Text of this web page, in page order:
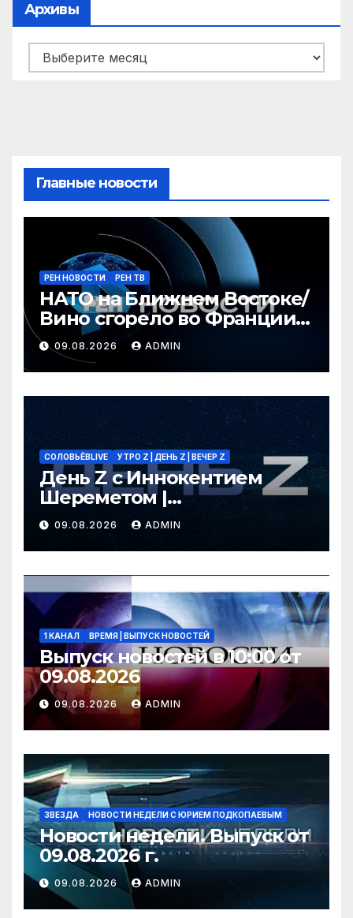
Архивы
Архивы
Главные новости
РЕН НОВОСТИ РЕН ТВ
НАТО на Ближнем Востоке/
Вино сгорело во Франции /
Ядовитые пауки в РФ/ РЕН
Новости 12:30, 09.08.2026
09.08.2026 ADMIN
СОЛОВЬЁВLIVE УТРО Z | ДЕНЬ Z | ВЕЧЕР Z
День Z с Иннокентием
Шереметом |
СОЛОВЬЁВLIVE | 9 августа
2026 года
09.08.2026 ADMIN
1 КАНАЛ ВРЕМЯ | ВЫПУСК НОВОСТЕЙ
Выпуск новостей в 10:00 от
09.08.2026
09.08.2026 ADMIN
ЗВЕЗДА НОВОСТИ НЕДЕЛИ С ЮРИЕМ ПОДКОПАЕВЫМ
Новости недели. Выпуск от
09.08.2026 г.
09.08.2026 ADMIN